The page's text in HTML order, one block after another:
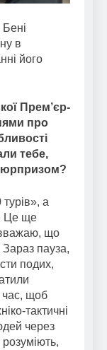
в
його
Прем’єр-
про
тебе,
а
Це ще
вважаю, що
пауза,
подих,
час, щоб
тактичні
через
розуміють,